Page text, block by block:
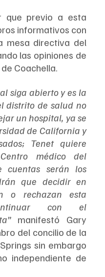
que previo a esta
informativos con
mesa directiva del
las opiniones de
Coachella.
siga abierto y es la
distrito de salud no
un hospital, ya se
de California y
Tenet quiere
médico del
serán los
que decidir en
o rechazan esta
con el
manifestó Gary
del concilio de la
sin embargo
independiente de